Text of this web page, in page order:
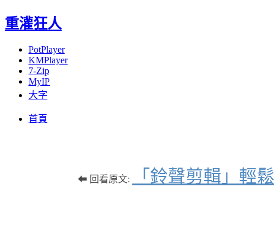
重灌狂人
PotPlayer
KMPlayer
7-Zip
MyIP
大字
首頁
⬅ 回看原文: 「鈴聲剪輯」輕